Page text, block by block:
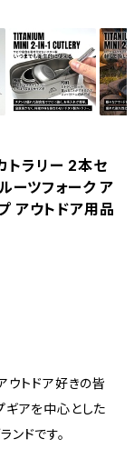
トラリー 2本セ
ーツフォーク ア
アウトドア用品
ウトドア好きの皆
ギアを中心とした
ドです。